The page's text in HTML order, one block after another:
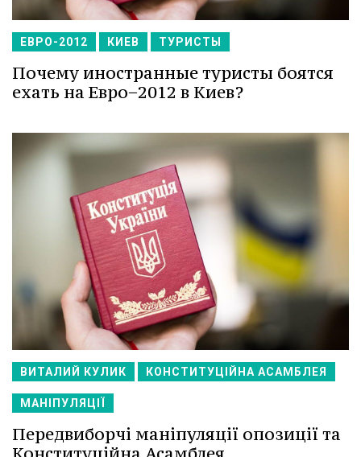
ЕВРО-2012 КИЕВ ТУРИСТЫ
Почему иностранные туристы боятся
ехать на Евро−2012 в Киев?
ВИТАЛИЙ КУЛИК КОНСТИТУЦІЙНА АСАМБЛЕЯ
МАНІПУЛЯЦІЇ
Передвиборчі маніпуляції опозиції та